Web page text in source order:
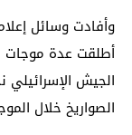
وأفادت وسائل
أطلقت عدة موجات
الجيش
الصواريخ خلال